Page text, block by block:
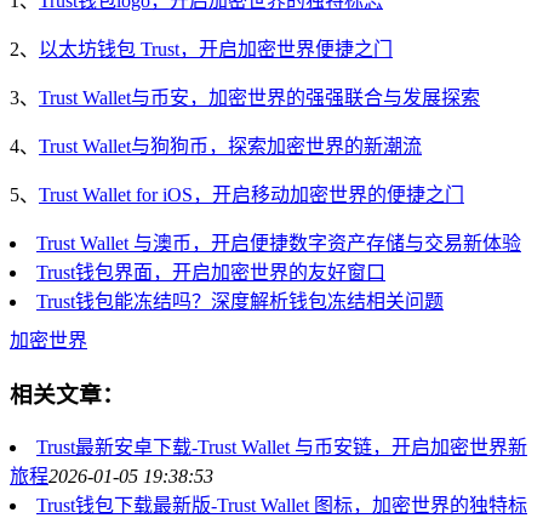
2、 以太坊钱包 Trust，开启加密世界便捷之门
3、 Trust Wallet与币安，加密世界的强强联合与发展探索
4、 Trust Wallet与狗狗币，探索加密世界的新潮流
5、 Trust Wallet for iOS，开启移动加密世界的便捷之门
Trust Wallet 与澳币，开启便捷数字资产存储与交易新体验
Trust钱包界面，开启加密世界的友好窗口
Trust钱包能冻结吗？深度解析钱包冻结相关问题
加密世界
相关文章：
Trust最新安卓下载-Trust Wallet 与币安链，开启加密世界新
旅程2026-01-05 19:38:53
Trust钱包下载最新版-Trust Wallet 图标，加密世界的独特标